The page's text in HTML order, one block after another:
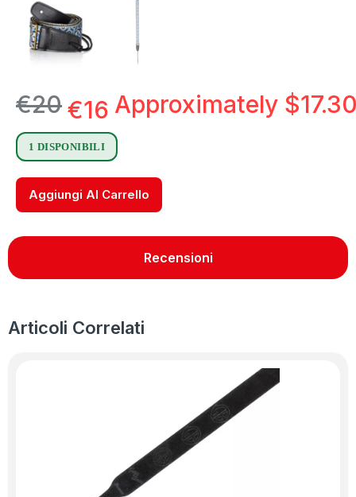
€20€16 Approximately $
1 DISPONIBILI
Aggiungi Al Carrello
Recensioni
Articoli Correlati